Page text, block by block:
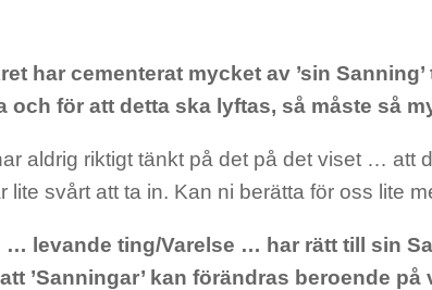
har cementerat mycket av ’sin
och för att detta ska lyftas, så måste så
aldrig riktigt tänkt på det på det viset … att
lite svårt att ta in. Kan ni berätta för oss lite
… levande ting/Varelse … har rätt till sin
’Sanningar’ kan förändras beroende